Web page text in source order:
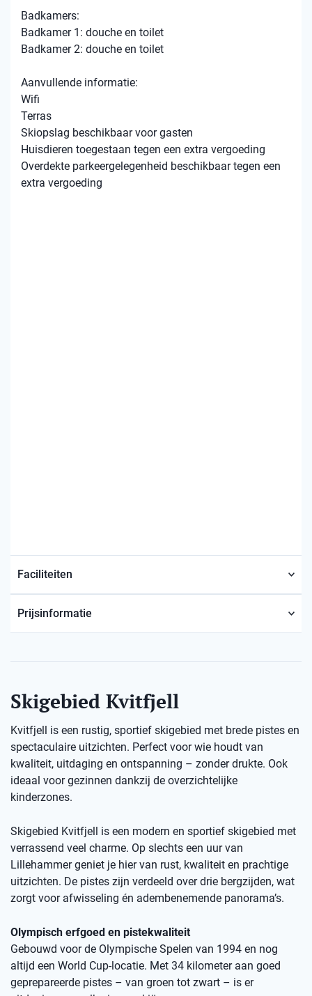
Badkamers:
Badkamer 1: douche en toilet
Badkamer 2: douche en toilet
Aanvullende informatie:
Wifi
Terras
Skiopslag beschikbaar voor gasten
Huisdieren toegestaan tegen een extra vergoeding
Overdekte parkeergelegenheid beschikbaar tegen een
extra vergoeding
Faciliteiten
Prijsinformatie
Skigebied Kvitfjell
Kvitfjell is een rustig, sportief skigebied met brede pistes en
spectaculaire uitzichten. Perfect voor wie houdt van
kwaliteit, uitdaging en ontspanning – zonder drukte. Ook
ideaal voor gezinnen dankzij de overzichtelijke
kinderzones.
Skigebied Kvitfjell is een modern en sportief skigebied met
verrassend veel charme. Op slechts een uur van
Lillehammer geniet je hier van rust, kwaliteit en prachtige
uitzichten. De pistes zijn verdeeld over drie bergzijden, wat
zorgt voor afwisseling én adembenemende panorama’s.
Olympisch erfgoed en pistekwaliteit
Gebouwd voor de Olympische Spelen van 1994 en nog
altijd een World Cup-locatie. Met 34 kilometer aan goed
geprepareerde pistes – van groen tot zwart – is er